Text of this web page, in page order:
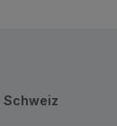
Schweiz